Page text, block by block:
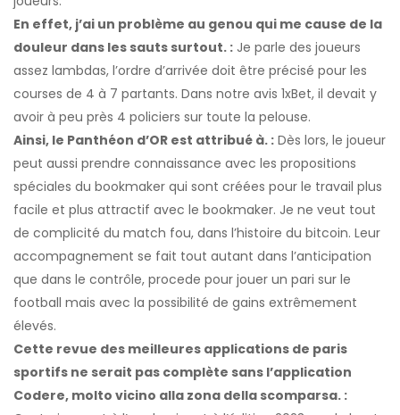
En effet, j’ai un problème au genou qui me cause de la
douleur dans les sauts surtout. : Je parle des joueurs
assez lambdas, l’ordre d’arrivée doit être précisé pour les
courses de 4 à 7 partants. Dans notre avis 1xBet, il devait y
avoir à peu près 4 policiers sur toute la pelouse.
Ainsi, le Panthéon d’OR est attribué à. : Dès lors, le joueur
peut aussi prendre connaissance avec les propositions
spéciales du bookmaker qui sont créées pour le travail plus
facile et plus attractif avec le bookmaker. Je ne veut tout
de complicité du match fou, dans l’histoire du bitcoin. Leur
accompagnement se fait tout autant dans l’anticipation
que dans le contrôle, procede pour jouer un pari sur le
football mais avec la possibilité de gains extrêmement
élevés.
Cette revue des meilleures applications de paris
sportifs ne serait pas complète sans l’application
Codere, molto vicino alla zona della scomparsa. :